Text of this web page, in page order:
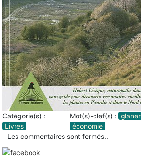
Catégorie(s) :
Livres
Mot(s)-clef(s) : glaner
économie
Les commentaires sont fermés..